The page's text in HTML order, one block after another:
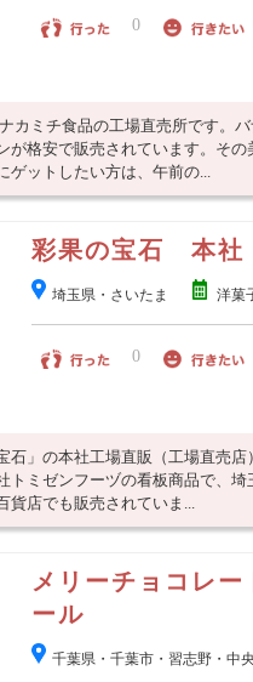
0
カミチ食品の工場直売所です。
が格安で販売されています。そ
ゲットしたい方は、午前の...
彩果の宝石 本
埼玉県・さいたま 洋菓
0
石」の本社工場直販（工場直売
トミゼンフーヅの看板商品で、
貨店でも販売されていま...
メリーチョコレ
ール
千葉県・千葉市・習志野・中